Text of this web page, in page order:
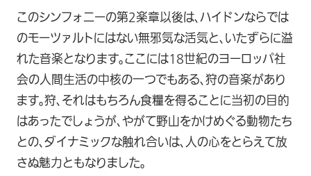
このシンフォニーの第2楽章以後は、ハイドンならでは
のモーツァルトにはない無邪気な活気と、いたずらに溢
れた音楽となります。ここには18世紀のヨーロッパ社
会の人間生活の中核の一つでもある、狩の音楽があり
ます。狩、それはもちろん食糧を得ることに当初の目的
はあったでしょうが、やがて野山をかけめぐる動物たち
との、ダイナミックな触れ合いは、人の心をとらえて放
さぬ魅力ともなりました。